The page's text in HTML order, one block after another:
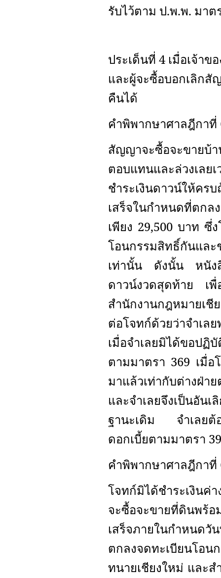
รับไว้ตาม ป.พ.พ. มาต
ประเด็นที่ 4 เมื่อเจ้า
และผู้จะซื้อบอกเลิก
คืนได้
คำพิพากษาศาลฎีกาที่
สัญญาจะซื้อจะขายบ้
ตอบแทนและล่วงเลย
ชำระเงินดาวน์ให้ค
เสร็จในกำหนดที่ตกล
เพียง 29,500 บาท ซึ่
โอนกรรมสิทธิ์กันและ
เท่านั้น ดังนั้น หนังสื
ดาวน์งวดสุดท้าย เ
สำนักงานกฎหมายเชี
ต่อโจทก์ด้วยว่าจำเล
เมื่อจำเลยมิได้ขอป
ตามมาตรา 369 เมื่อ
มาแล้วเท่ากับต่างฝ่
และจำเลยจึงเป็นอัน
ฐานะเดิม จำเลยต้อ
ดอกเบี้ยตามมาตรา
คำพิพากษาศาลฎีกาที่
โจทก์มิได้ชำระเงินค่
จะซื้อจะขายที่ดินพร้
เสร็จภายในกำหนดวั
ตกลงจดทะเบียนโอ
ทนายเชียงใหม่ และส